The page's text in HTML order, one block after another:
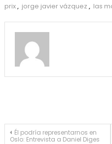
prix, jorge javier vázquez , las
Navegación
Él podría representarnos en
Oslo: Entrevista a Daniel Diges